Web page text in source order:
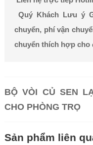
Quý Khách Lưu ý
chuyển, phí vận
chuyển thích hợp cho
BỘ VÒI CỦ SEN
CHO PHÒNG TRỌ
Sản phẩm liên